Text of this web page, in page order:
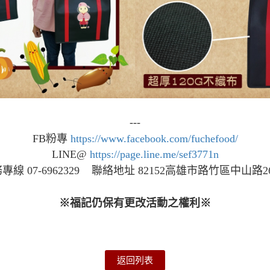
---
FB粉專 https://www.facebook.com/fuchefood/
LINE@ https://page.line.me/sef3771n
線 07-6962329 聯絡地址 82152高雄市路竹區中山路
※福記仍保有更改活動之權利※
返回列表